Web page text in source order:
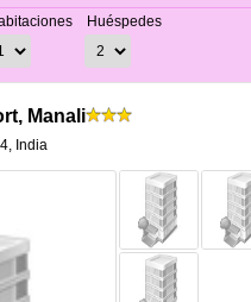
Huéspedes
Manali
India